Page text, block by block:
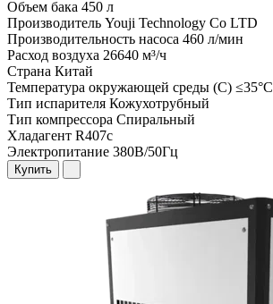
Объем бака 450 л
Производитель Youji Technology Co LTD
Производительность насоса 460 л/мин
Расход воздуха 26640 м³/ч
Страна Китай
Температура окружающей среды (С) ≤35°C
Тип испарителя Кожухотрубный
Тип компрессора Спиральный
Хладагент R407c
Электропитание 380В/50Гц
Купить